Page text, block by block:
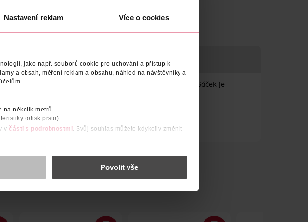
Nastavení reklam Více o cookies
jako např. souborů cookie pro uchování a přístup k
a obsah, měření reklam a obsahu, náhled na návštěvníky a
na několik metrů
(otisk prstu)
v části s podrobnostmi. Svůj souhlas můžete kdykoliv změnit
návštěvnosti, které mohou nést osobní údaje.
Povolit vše
citrusovou vůni a vytváří atmosféru čistoty a hygieny. Sáček je